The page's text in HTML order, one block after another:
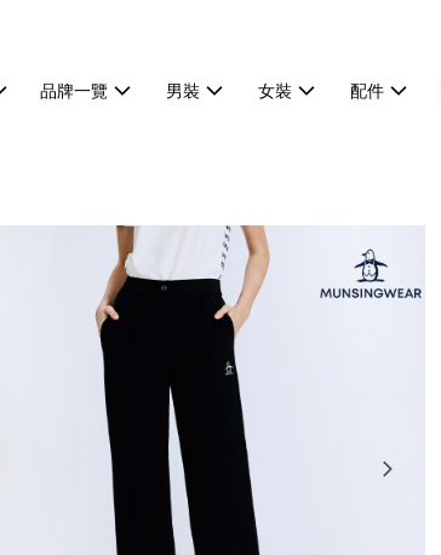
品牌一覽 男裝 女裝 配件